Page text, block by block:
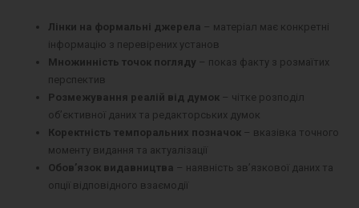
Лінки на формальні джерела – матеріал має конкретні
інформацію з перевірених установ
Множинність точок погляду – показ факту з розмаїтих
перспектив
Розмежування реалій від думок – чітке розподіл
об’єктивної даних та редакторських думок
Коректність темпоральних позначок – вказівка точного
моменту видання та актуалізації
Обов’язок видавництва – наявність зв’язкової даних та
опції відповідного взаємодії